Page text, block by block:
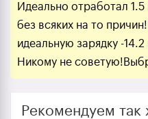
Идеально отработал
без всяких на то
идеальную зарядку -14.2
Никому не
Рекомендуем